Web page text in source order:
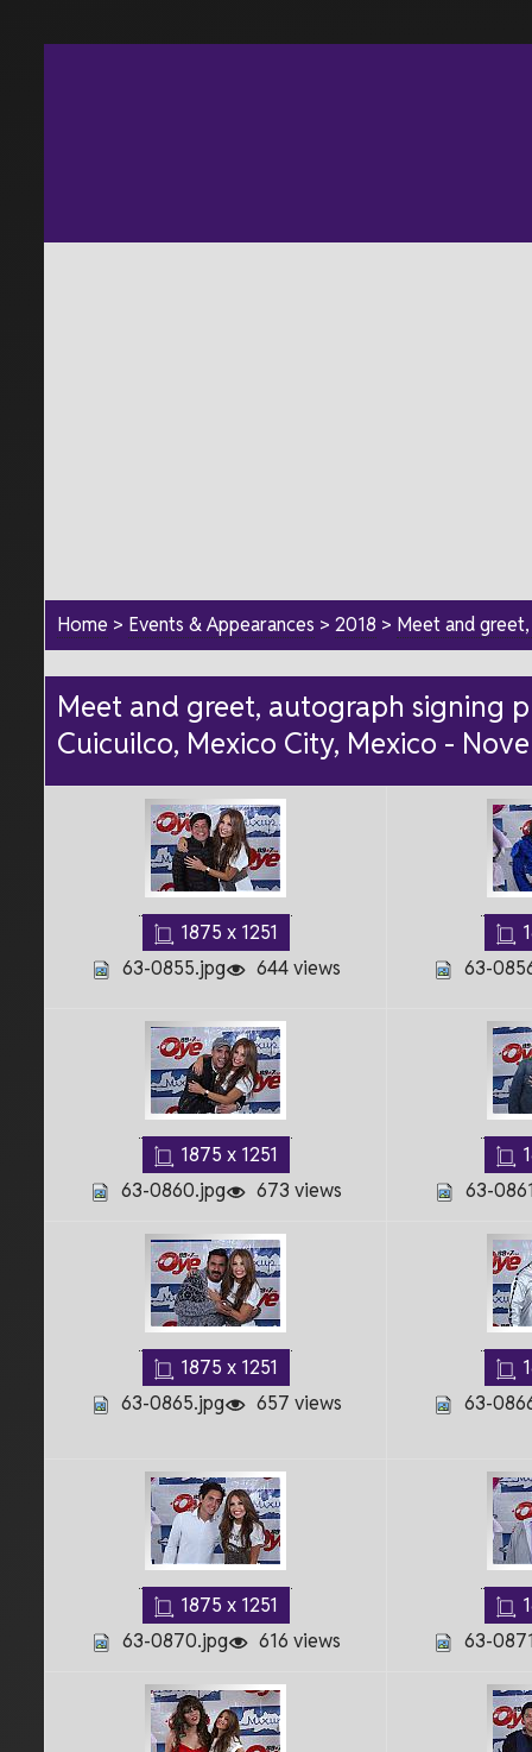
Home > Events & Appearances >2018 > Meet and
Meet and greet, autograph signing
Cuicuilco, Mexico City, Mexico -
1875 x 1251
63-0855.jpg
644 views
63-
1875 x 1251
63-0860.jpg
673 views
63-
1875 x 1251
63-0865.jpg
657 views
63-
1875 x 1251
63-0870.jpg
616 views
63-